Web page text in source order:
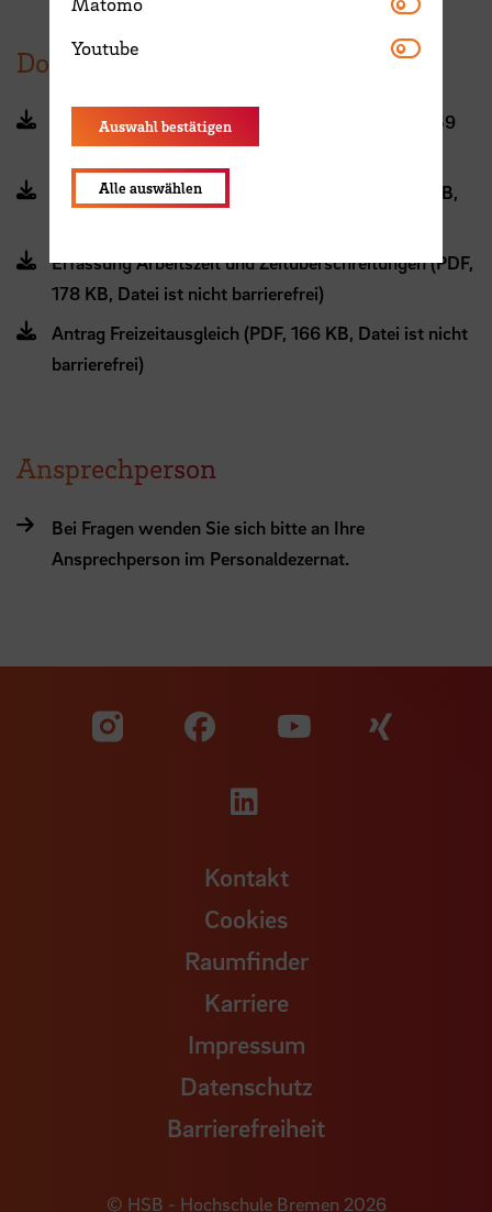
Dokumente (interner Bereich)
FHB-Regelung zur gleitenden Arbeitszeit (PDF, 359
KB, Datei ist nicht barrierefrei)
Arbeitszeitregelung HSB Leseversion (PDF, 107 KB,
Erfassung Arbeitszeit und Zeitüberschreitungen (PDF,
178 KB, Datei ist nicht barrierefrei)
Antrag Freizeitausgleich (PDF, 166 KB, Datei ist nicht
barrierefrei)
Ansprechperson
Bei Fragen wenden Sie sich bitte an Ihre
Ansprechperson im Personaldezernat.
Zu unserer Facebook
Zu
Zu unserer
Kontakt
Cookies
Raumfinder
Karriere
Impressum
Datenschutz
Barrierefreiheit
© HSB - Hochschule Bremen 2026
Youtube Youtube
Auswahl bestätigen
Alle auswählen